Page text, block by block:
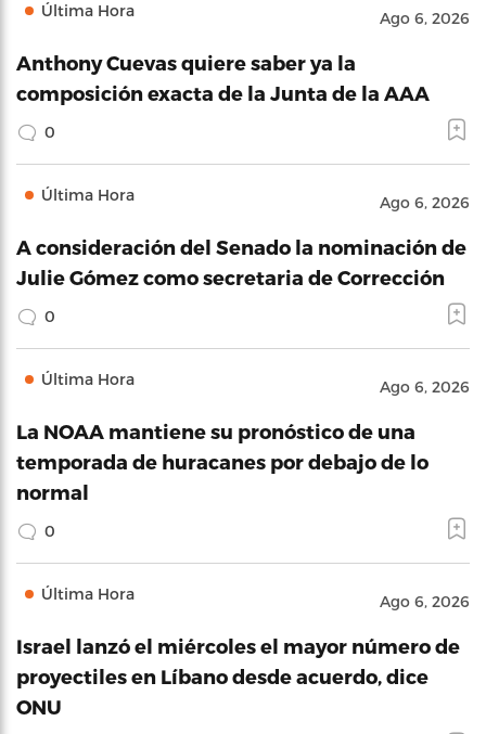
Última Hora Ago 6, 2026
Anthony Cuevas quiere saber ya la
composición exacta de la Junta de la AAA
0
Última Hora Ago 6, 2026
A consideración del Senado la nominación de
Julie Gómez como secretaria de Corrección
0
Última Hora Ago 6, 2026
La NOAA mantiene su pronóstico de una
temporada de huracanes por debajo de lo
normal
0
Última Hora Ago 6, 2026
Israel lanzó el miércoles el mayor número de
proyectiles en Líbano desde acuerdo, dice
ONU